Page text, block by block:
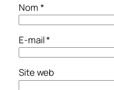
Nom*
E-mail*
Site web